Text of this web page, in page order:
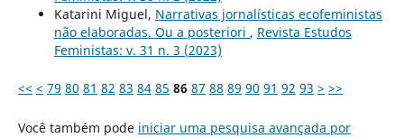
Katarini Miguel, Narrativas jornalísticas ecofeministas
não elaboradas. Ou a posteriori , Revista Estudos
Feministas: v. 31 n. 3 (2023)
<< < 79 80 81 82 83 84 85 86 87 88 89 90 91 92 93 > >>
Você também pode iniciar uma pesquisa avançada por